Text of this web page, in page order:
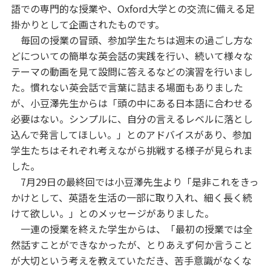
語での専門的な授業や、Oxford大学との交流に備える足
掛かりとして企画されたものです。
毎回の授業の冒頭、参加学生たちは週末の過ごし方な
どについての簡単な英会話の実践を行い、続いて様々な
テーマの動画を見て設問に答えるなどの演習を行いまし
た。慣れない英会話で言葉に詰まる場面もありました
が、小豆澤先生からは「頭の中にある日本語に合わせる
必要はない。シンプルに、自分の言えるレベルに落とし
込んで発言してほしい。」とのアドバイスがあり、参加
学生たちはそれぞれ考えながら挑戦する様子が見られま
した。
7月29日の最終回では小豆澤先生より「是非これをきっ
かけとして、英語を生活の一部に取り入れ、細く長く続
けて欲しい。」とのメッセージがありました。
一連の授業を終えた学生からは、「最初の授業では全
然話すことができなかったが、とりあえず何か言うこと
が大切という考えを教えていただき、苦手意識がなくな